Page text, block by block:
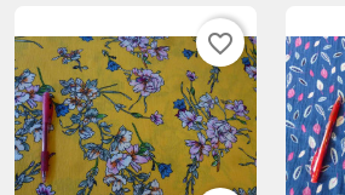
favorite_border